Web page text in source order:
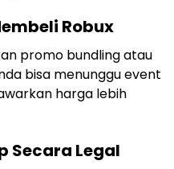
Robux
promo bundling atau
bisa menunggu event
harga lebih
Secara Legal